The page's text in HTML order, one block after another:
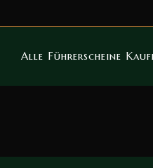
Alle Führerscheine